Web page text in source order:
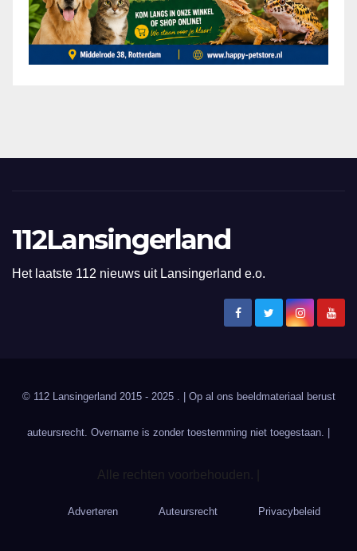
112Lansingerland
Het laatste 112 nieuws uit Lansingerland e.o.
© 112 Lansingerland 2015 - 2025 . | Op al ons beeldmateriaal berust
auteursrecht. Overname is zonder toestemming niet toegestaan. |
Alle rechten voorbehouden. |
Adverteren Auteursrecht Privacybeleid